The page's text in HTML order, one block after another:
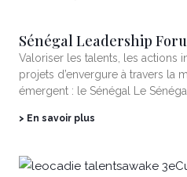
Sénégal Leadership
Valoriser les talents, les actions
projets d’envergure à travers la
émergent : le Sénégal Le Sénégal
> En savoir plus